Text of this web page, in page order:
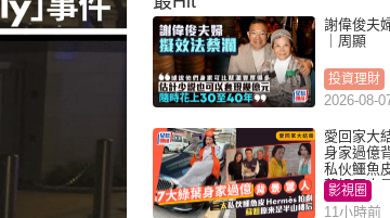
謝偉俊夫
｜周顯
投資理財
2026-08-
愛回家大
身家過億
私伙鱷魚
蘇姐原來
影視圈
11小時前